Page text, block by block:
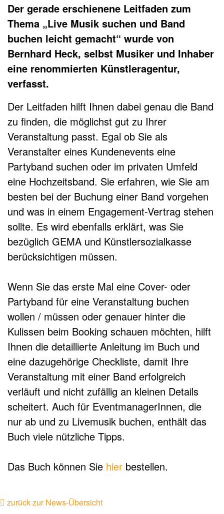
Der gerade erschienene Leitfaden zum
Thema „Live Musik suchen und Band
buchen leicht gemacht“ wurde von
Bernhard Heck, selbst Musiker und Inhaber
eine renommierten Künstleragentur,
verfasst.
Der Leitfaden hilft Ihnen dabei genau die Band
zu finden, die möglichst gut zu Ihrer
Veranstaltung passt. Egal ob Sie als
Veranstalter eines Kundenevents eine
Partyband suchen oder im privaten Umfeld
eine Hochzeitsband. Sie erfahren, wie Sie am
besten bei der Buchung einer Band vorgehen
und was in einem Engagement-Vertrag stehen
sollte. Es wird ebenfalls erklärt, was Sie
bezüglich GEMA und Künstlersozialkasse
berücksichtigen müssen.
Wenn Sie das erste Mal eine Cover- oder
Partyband für eine Veranstaltung buchen
wollen / müssen oder genauer hinter die
Kulissen beim Booking schauen möchten, hilft
Ihnen die detaillierte Anleitung im Buch und
eine dazugehörige Checkliste, damit Ihre
Veranstaltung mit einer Band erfolgreich
verläuft und nicht zufällig an kleinen Details
scheitert. Auch für EventmanagerInnen, die
nur ab und zu Livemusik buchen, enthält das
Buch viele nützliche Tipps.
Das Buch können Sie hier bestellen.
zurück zur News-Übersicht